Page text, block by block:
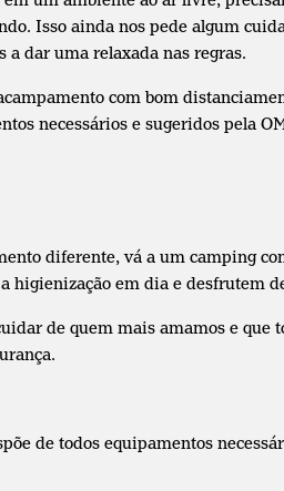
Isso ainda nos pede algum
a dar uma relaxada nas regras.
com bom
necessários e sugeridos pela
diferente, vá a um camping
higienização em dia e desfrutem
de quem mais amamos e que
de todos equipamentos